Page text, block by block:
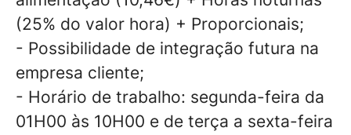
(25% do valor hora) + Proporcionais;
- Possibilidade de integração futura na
empresa cliente;
- Horário de trabalho: segunda-feira da
01H00 às 10H00 e de terça a sexta-feira